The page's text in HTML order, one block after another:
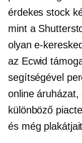
érdekes stock
mint a
olyan e-
az Ecwid
segítségével
online
különböző
és még